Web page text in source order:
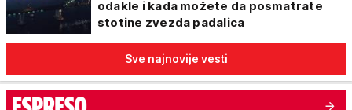
odakle i kada možete da posmatrate
stotine zvezda padalica
Sve najnovije vesti